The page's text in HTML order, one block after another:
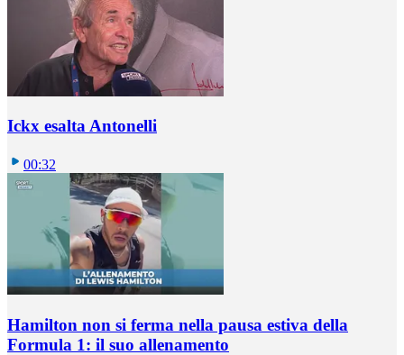
Ickx esalta Antonelli
00:32
Hamilton non si ferma nella pausa estiva della
Formula 1: il suo allenamento